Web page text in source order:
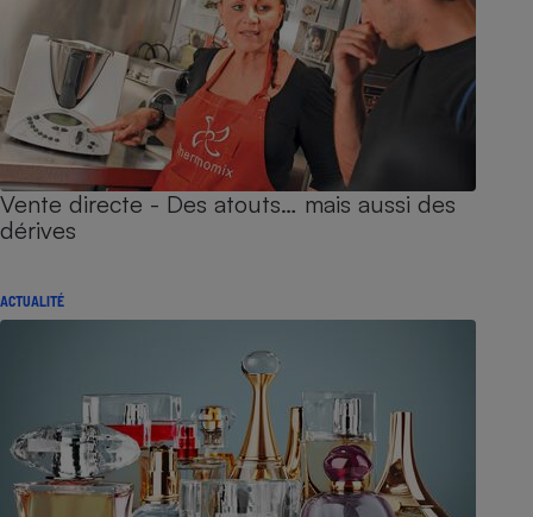
Vente directe - Des atouts… mais aussi des
dérives
ACTUALITÉ